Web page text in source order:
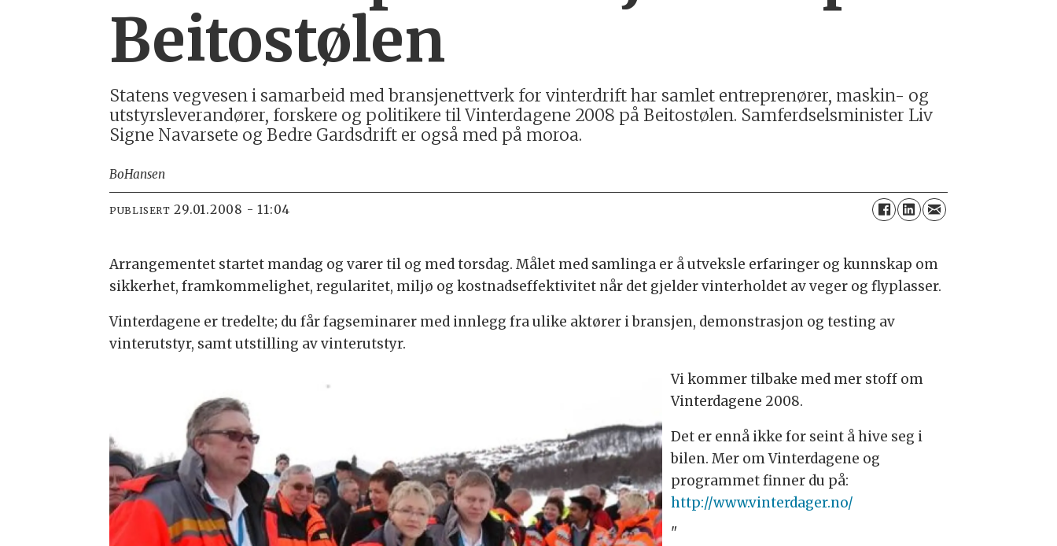
Beitostølen
Statens vegvesen i samarbeid med bransjenettverk for vinterdrift har samlet entreprenører, maskin- og
utstyrsleverandører, forskere og politikere til Vinterdagene 2008 på Beitostølen. Samferdselsminister Liv
Signe Navarsete og Bedre Gardsdrift er også med på moroa.
BoHansen
PUBLISERT 29.01.2008 - 11:04
Arrangementet startet mandag og varer til og med torsdag. Målet med samlinga er å utveksle erfaringer og kunnskap om
sikkerhet, framkommelighet, regularitet, miljø og kostnadseffektivitet når det gjelder vinterholdet av veger og flyplasser.
Vinterdagene er tredelte; du får fagseminarer med innlegg fra ulike aktører i bransjen, demonstrasjon og testing av
vinterutstyr, samt utstilling av vinterutstyr.
Vi kommer tilbake med mer stoff om
Vinterdagene 2008.
Det er ennå ikke for seint å hive seg i
bilen. Mer om Vinterdagene og
programmet finner du på:
http://www.vinterdager.no/
"